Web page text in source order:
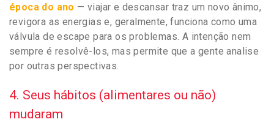
época do ano — viajar e descansar traz um novo ânimo,
revigora as energias e, geralmente, funciona como uma
válvula de escape para os problemas. A intenção nem
sempre é resolvê-los, mas permite que a gente analise
por outras perspectivas.
4. Seus hábitos (alimentares ou não)
mudaram